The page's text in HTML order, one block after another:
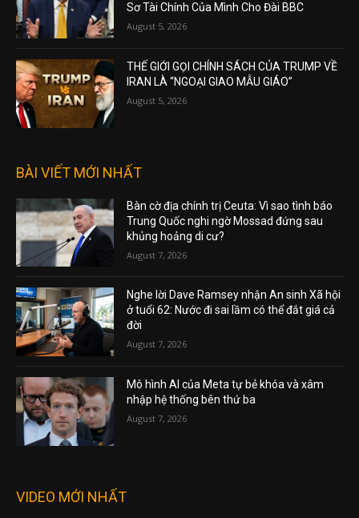
Sơ Tài Chính Của Mình Cho Đài BBC
August 5, 2026
THẾ GIỚI GỌI CHÍNH SÁCH CỦA TRUMP VỀ
IRAN LÀ “NGOẠI GIAO MẪU GIÁO”
August 5, 2026
BÀI VIẾT MỚI NHẤT
Bàn cờ địa chính trị Ceuta: Vì sao tình báo
Trung Quốc nghi ngờ Mossad đứng sau
khủng hoảng di cư?
August 7, 2026
Nghe lời Dave Ramsey nhận An sinh Xã hội
ở tuổi 62: Nước đi sai lầm có thể đắt giá cả
đời
August 7, 2026
Mô hình AI của Meta tự bẻ khóa và xâm
nhập hệ thống bên thứ ba
August 7, 2026
VIDEO MỚI NHẤT